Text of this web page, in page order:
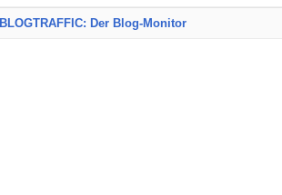
BLOGTRAFFIC: Der Blog-Monitor